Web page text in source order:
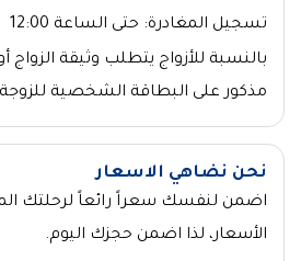
تسجيل المغادرة: حتى الساعة 12:00
بالنسبة للأزواج يتطلب وثيقة الزواج
مذكور على البطاقة الشخصية للزوجة
نحن نضاهي الاسعار
اضمن لنفسك سعراً رائعاً لرحلتك
الأسعار، لذا اضمن حجزك اليوم.